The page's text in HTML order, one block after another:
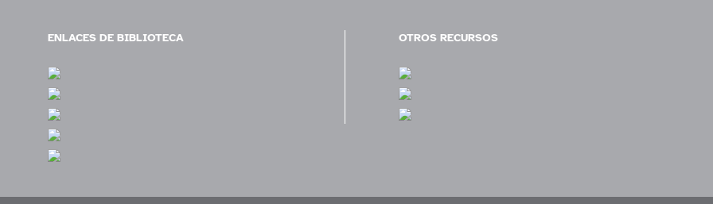
ENLACES DE BIBLIOTECA OTROS RECURSOS